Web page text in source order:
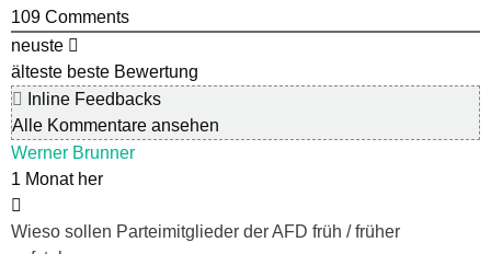
109 Comments
neuste
älteste beste Bewertung
Inline Feedbacks
Alle Kommentare ansehen
Werner Brunner
1 Monat her
Wieso sollen Parteimitglieder der AFD früh / früher